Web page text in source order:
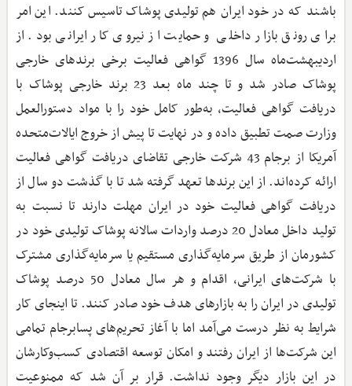
باشند که در خود ایران هم تولیدی پوشاک تاسیس کنند. این امر
برای رونق بازار داخلی و حمایت از نیروی کار ایرانی بود. از
اردیبهشت‌ماه سال 1396 گواهی فعالیت برخی برندهای خارجی
پوشاک صادر شد و تا چند ماه بعد 23 برند خارجی پوشاک با
دریافت گواهی فعالیت، به‌طور کامل خود را با مواد دستورالعمل
وزارت صمت تطبیق داده و در نهایت تا پیش از خروج ایالات‌متحده
آمریکا از برجام 43 شرکت خارجی تقاضای دریافت گواهی فعالیت
ارائه کرده‌اند. از این برندها تعهد گرفته شد تا با گذشت دو سال از
دریافت گواهی فعالیت خود در ایران مهلت دارند تا نسبت به
تولید داخل معادل 20 درصد واردات سالانه پوشاک تولیدی خود در
کشورمان از طریق سرمایه‌گذاری مستقیم یا سرمایه‌گذاری مشترک
با شرکت‌های ایرانی، اقدام و هر سال معادل 50 درصد پوشاک
تولیدی در ایران را به بازارهای هدف خود صادر کنند. تا اینجای کار
شرایط به نظر درست می‌آمد اما با آغاز تحریم‌های پسابرجام تمامی
این شرکت‌ها از ایران رفتند و امکان توسعه اقتصادی کسب‌وکارشان
در این بازار دیگر وجود نداشت. قرار بر آن شد که ممنوعیت